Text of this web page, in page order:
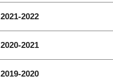
2021-2022
2020-2021
2019-2020